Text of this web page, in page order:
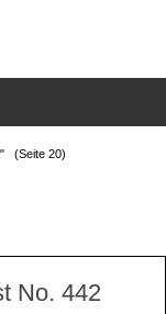
(Seite 20)
No. 442